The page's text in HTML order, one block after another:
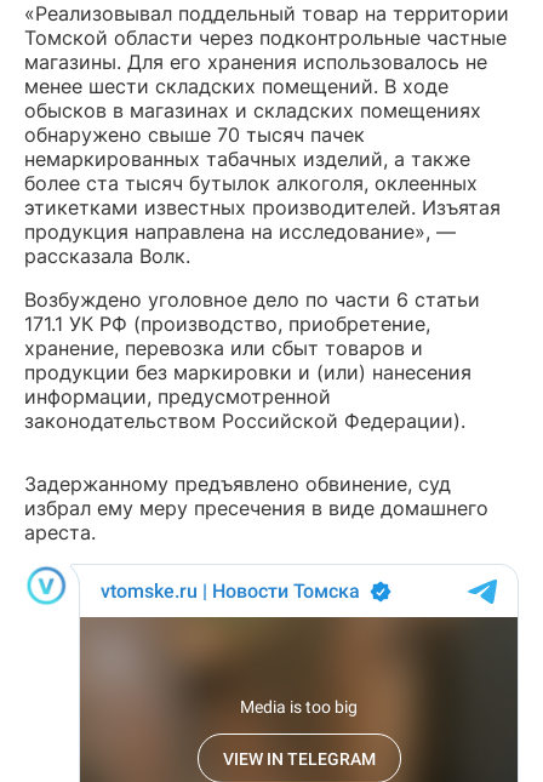
«Реализовывал поддельный товар на территории
Томской области через подконтрольные частные
магазины. Для его хранения использовалось не
менее шести складских помещений. В ходе
обысков в магазинах и складских помещениях
обнаружено свыше 70 тысяч пачек
немаркированных табачных изделий, а также
более ста тысяч бутылок алкоголя, оклеенных
этикетками известных производителей. Изъятая
продукция направлена на исследование», —
рассказала Волк.
Возбуждено уголовное дело по части 6 статьи
171.1 УК РФ (производство, приобретение,
хранение, перевозка или сбыт товаров и
продукции без маркировки и (или) нанесения
информации, предусмотренной
законодательством Российской Федерации).
Задержанному предъявлено обвинение, суд
избрал ему меру пресечения в виде домашнего
ареста.